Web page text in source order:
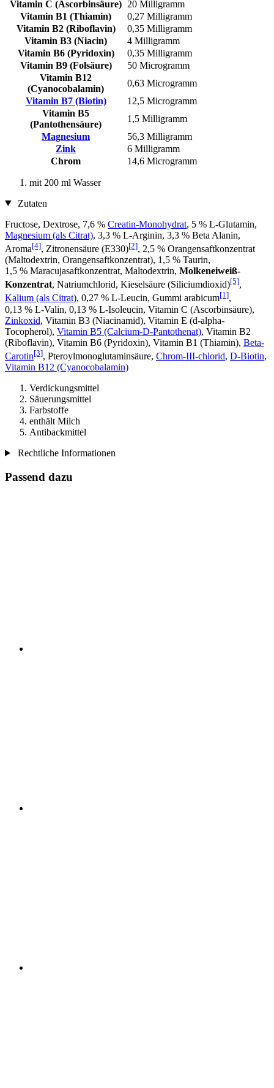
Vitamin C (Ascorbinsäure) 20 Milligramm
Vitamin B1 (Thiamin)
0,27 Milligramm
Vitamin B2 (Riboflavin)
0,35 Milligramm
Vitamin B3 (Niacin)
4 Milligramm
Vitamin B6 (Pyridoxin)
0,35 Milligramm
Vitamin B9 (Folsäure)
50 Microgramm
Vitamin B12
(Cyanocobalamin)
0,63 Microgramm
Vitamin B7 (Biotin)
12,5 Microgramm
Vitamin B5
(Pantothensäure)
1,5 Milligramm
Magnesium
56,3 Milligramm
Zink
6 Milligramm
Chrom
14,6 Microgramm
mit 200 ml Wasser
Zutaten
Fructose, Dextrose, 7,6 % Creatin-Monohydrat, 5 % L-Glutamin,
Magnesium (als Citrat), 3,3 % L-Arginin, 3,3 % Beta Alanin,
Aroma[4], Zitronensäure (E330)[2], 2,5 % Orangensaftkonzentrat
(Maltodextrin, Orangensaftkonzentrat), 1,5 % Taurin,
1,5 % Maracujasaftkonzentrat, Maltodextrin, Molkeneiweiß-
Konzentrat, Natriumchlorid, Kieselsäure (Siliciumdioxid)[5],
Kalium (als Citrat), 0,27 % L-Leucin, Gummi arabicum[1],
0,13 % L-Valin, 0,13 % L-Isoleucin, Vitamin C (Ascorbinsäure),
Zinkoxid, Vitamin B3 (Niacinamid), Vitamin E (d-alpha-
Tocopherol), Vitamin B5 (Calcium-D-Pantothenat), Vitamin B2
(Riboflavin), Vitamin B6 (Pyridoxin), Vitamin B1 (Thiamin), Beta-
Carotin[3], Pteroylmonoglutaminsäure, Chrom-III-chlorid, D‑Biotin,
Vitamin B12 (Cyanocobalamin)
Verdickungsmittel
Säuerungsmittel
Farbstoffe
enthält Milch
Antibackmittel
Rechtliche Informationen
Passend dazu